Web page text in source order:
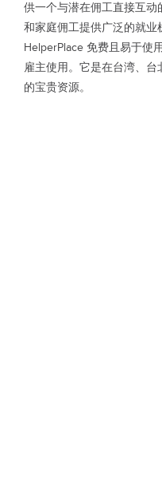
供一个与潜在佣工直接互
和家庭佣工提供广泛的就业
HelperPlace 免费且易于使
雇主使用。它是在台湾、
的宝贵资源。